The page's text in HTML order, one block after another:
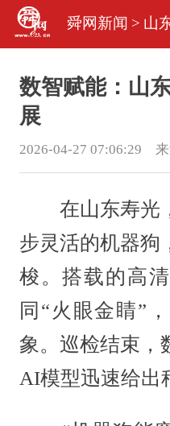
舜网新闻 > 山
数智赋能：山
展
2026-04-27 07:06:29 来
在山东寿光
步灵活的机器狗
梭。搭载的高
同“火眼金睛”
象。巡检结束，
AI模型迅速给出